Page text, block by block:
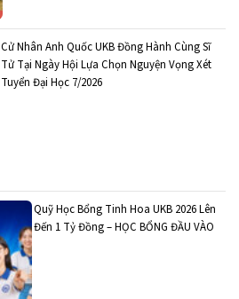
Cử Nhân Anh Quốc UKB Đồng Hành Cùng Sĩ
Tử Tại Ngày Hội Lựa Chọn Nguyện Vọng Xét
Tuyển Đại Học 7/2026
Quỹ Học Bổng Tinh Hoa UKB 2026 Lên
Đến 1 Tỷ Đồng – HỌC BỔNG ĐẦU VÀO